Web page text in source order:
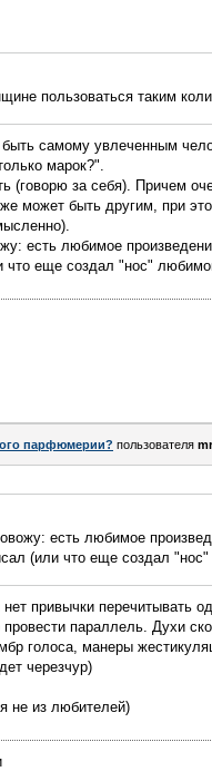
пользоваться таким
самому увлеченным
марок?".
(говорю за себя). Причем
может быть другим, при
есть любимое
что еще создал "нос"
парфюмерии? пользователя
есть любимое
(или что еще создал
привычки
параллель. Духи
голоса, манеры
черезчур)
не из любителей)